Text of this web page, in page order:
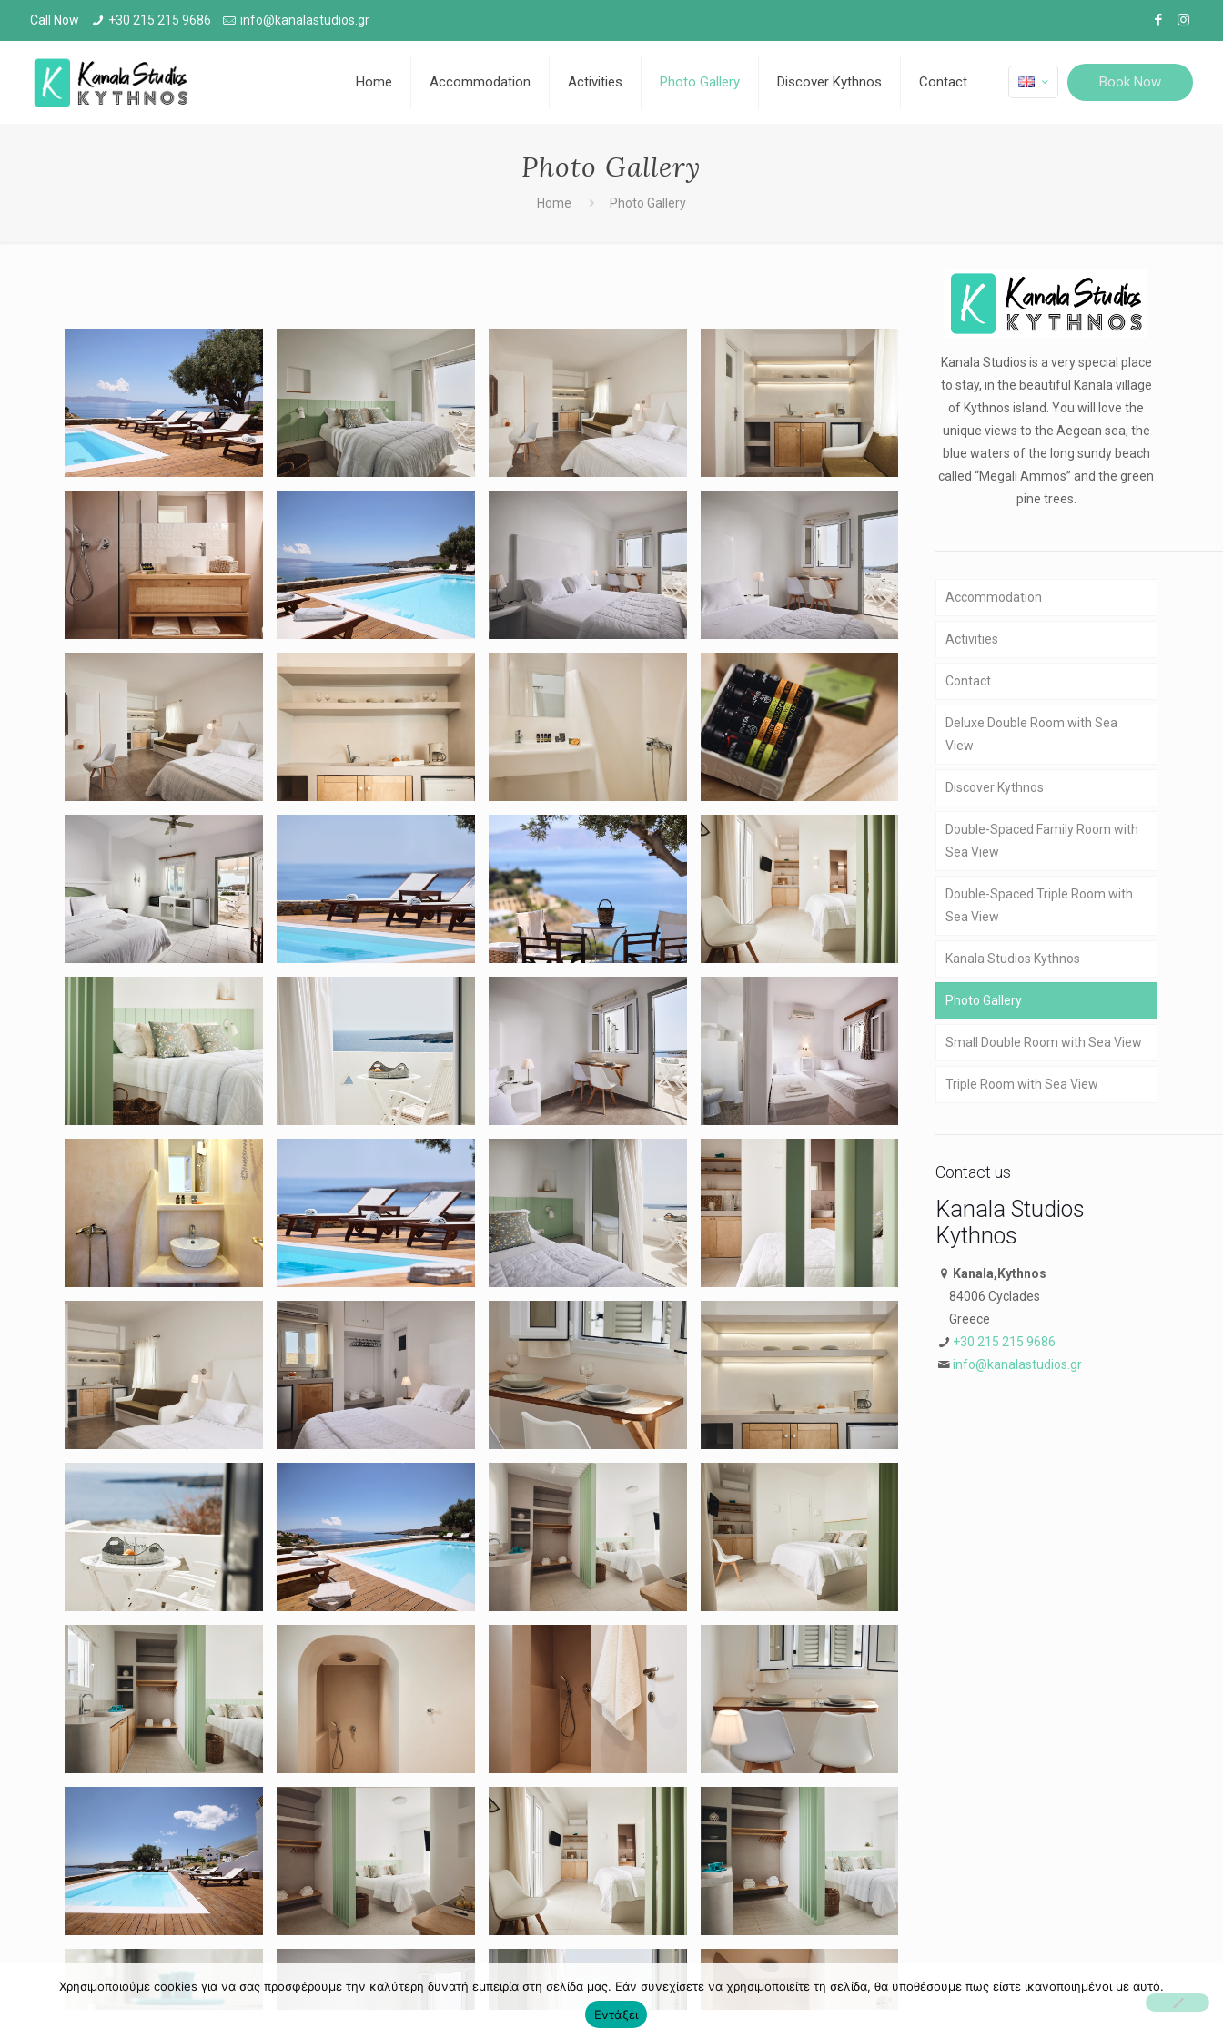
Call Now +30 215 215 9686 info@kanalastudios.gr
Home Accommodation Activities Photo Gallery Discover Kythnos Contact Book Now
Photo Gallery
Home Photo Gallery
Kanala Studios is a very special place
to stay, in the beautiful Kanala village
of Kythnos island. You will love the
unique views to the Aegean sea, the
blue waters of the long sundy beach
called “Megali Ammos” and the green
pine trees.
Accommodation
Activities
Contact
Deluxe Double Room with Sea
View
Discover Kythnos
Double-Spaced Family Room with
Sea View
Double-Spaced Triple Room with
Sea View
Kanala Studios Kythnos
Photo Gallery
Small Double Room with Sea View
Triple Room with Sea View
Contact us
Kanala Studios
Kythnos
Kanala,Kythnos
84006 Cyclades
Greece
+30 215 215 9686
info@kanalastudios.gr
Χρησιμοποιούμε cookies για να σας προσφέρουμε την καλύτερη δυνατή εμπειρία στη σελίδα μας. Εάν συνεχίσετε να χρησιμοποιείτε τη σελίδα, θα υποθέσουμε πως είστε ικανοποιημένοι με αυτό.
Εντάξει